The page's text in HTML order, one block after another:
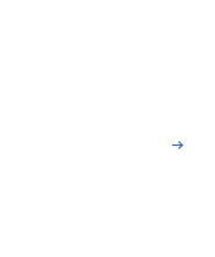
arrow_right_alt